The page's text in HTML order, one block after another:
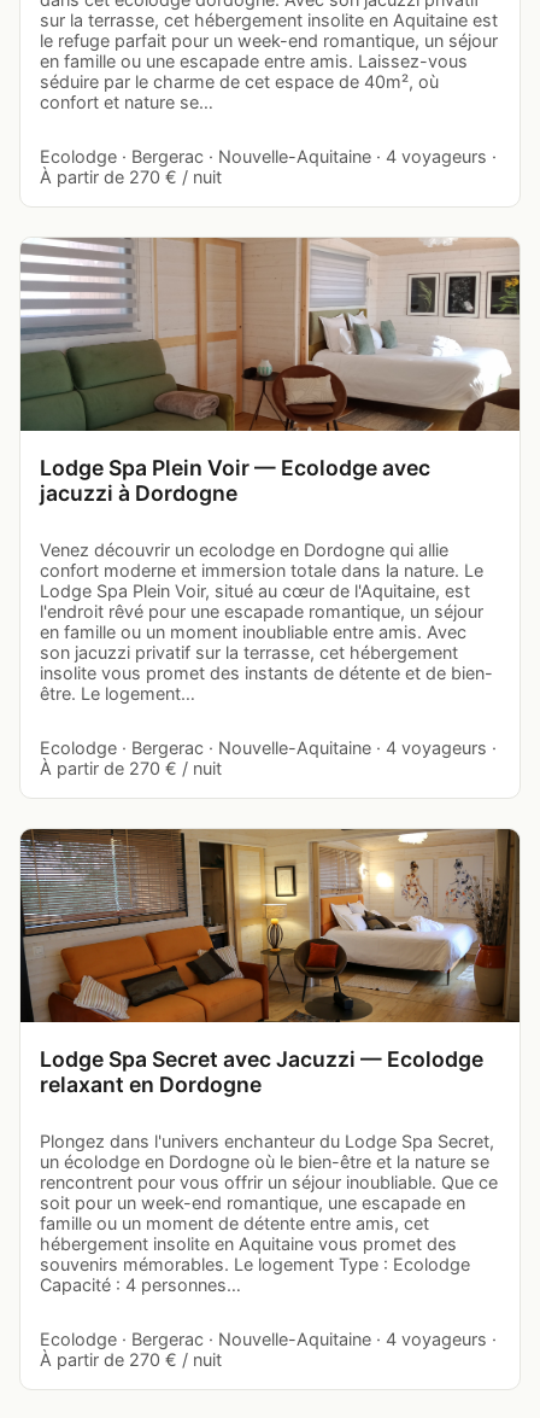
sur la terrasse, cet hébergement insolite en Aquitaine est
le refuge parfait pour un week-end romantique, un séjour
en famille ou une escapade entre amis. Laissez-vous
séduire par le charme de cet espace de 40m², où
confort et nature se…
Ecolodge · Bergerac · Nouvelle-Aquitaine · 4 voyageurs ·
À partir de 270 € / nuit
Lodge Spa Plein Voir — Ecolodge avec
jacuzzi à Dordogne
Venez découvrir un ecolodge en Dordogne qui allie
confort moderne et immersion totale dans la nature. Le
Lodge Spa Plein Voir, situé au cœur de l'Aquitaine, est
l'endroit rêvé pour une escapade romantique, un séjour
en famille ou un moment inoubliable entre amis. Avec
son jacuzzi privatif sur la terrasse, cet hébergement
insolite vous promet des instants de détente et de bien-
être. Le logement…
Ecolodge · Bergerac · Nouvelle-Aquitaine · 4 voyageurs ·
À partir de 270 € / nuit
Lodge Spa Secret avec Jacuzzi — Ecolodge
relaxant en Dordogne
Plongez dans l'univers enchanteur du Lodge Spa Secret,
un écolodge en Dordogne où le bien-être et la nature se
rencontrent pour vous offrir un séjour inoubliable. Que ce
soit pour un week-end romantique, une escapade en
famille ou un moment de détente entre amis, cet
hébergement insolite en Aquitaine vous promet des
souvenirs mémorables. Le logement Type : Ecolodge
Capacité : 4 personnes…
Ecolodge · Bergerac · Nouvelle-Aquitaine · 4 voyageurs ·
À partir de 270 € / nuit